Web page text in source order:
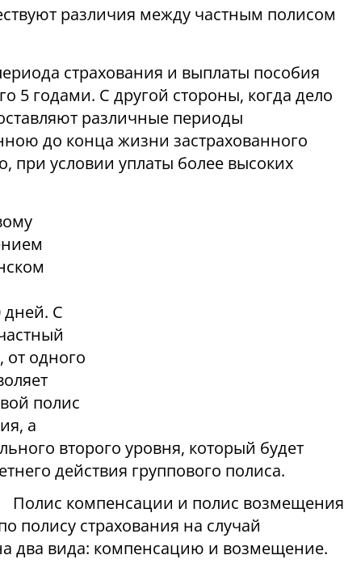
различия между частным полисом
страхования и выплаты пособия
5 годами. С другой стороны, когда дело
различные периоды
до конца жизни застрахованного
при условии уплаты более высоких
дней. С
одного
полис
а
второго уровня, который будет
действия группового полиса.
Полис компенсации и полис возмещения
полису страхования на случай
два вида: компенсацию и возмещение.